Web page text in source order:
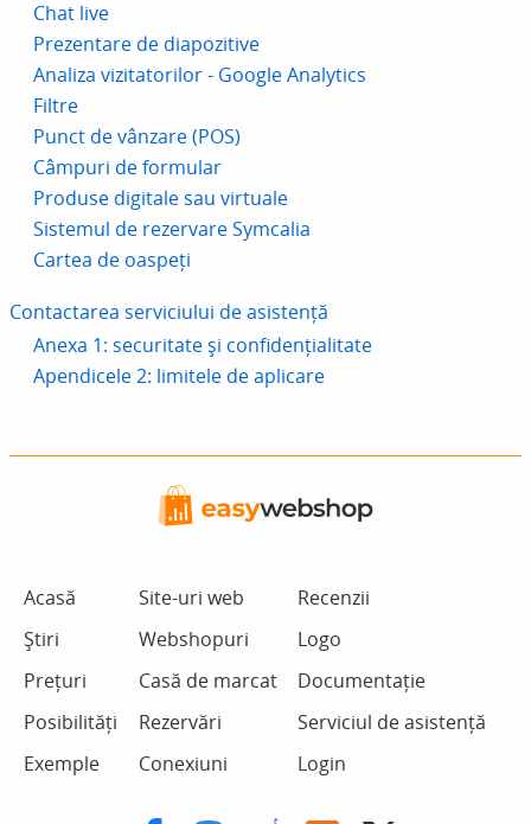
Chat live
Prezentare de diapozitive
Analiza vizitatorilor - Google Analytics
Filtre
Punct de vânzare (POS)
Câmpuri de formular
Produse digitale sau virtuale
Sistemul de rezervare Symcalia
Cartea de oaspeți
Contactarea serviciului de asistență
Anexa 1: securitate și confidențialitate
Apendicele 2: limitele de aplicare
Acasă
Știri
Prețuri
Posibilități
Exemple
Site-uri web
Webshopuri
Casă de marcat
Rezervări
Conexiuni
Recenzii
Logo
Documentație
Serviciul de asistență
Login